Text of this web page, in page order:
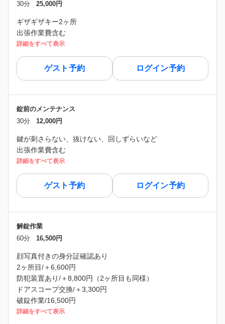
30分
25,000円
ギザギザキー2ヶ所
出張作業費含む
詳細をすべて表示
ゲスト予約 ログイン予約
錠前のメンテナンス
30分
12,000円
鍵が刺さらない、抜けない、回しずらいなど
出張作業費含む
詳細をすべて表示
ゲスト予約 ログイン予約
解錠作業
60分
16,500円
顔写真付きの身分証確認あり
2ヶ所目/＋6,600円
防犯装置あり/＋8,800円（2ヶ所目も同様）
ドアスコープ交換/＋3,300円
破錠作業/16,500円
詳細をすべて表示